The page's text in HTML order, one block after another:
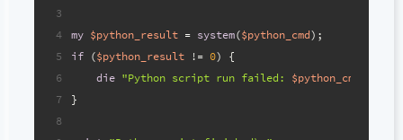
3
4
5
6
7
8
my $python_result = system($python_cmd);
if ($python_result != 0) {
die "Python script run failed: $python_cmd
}